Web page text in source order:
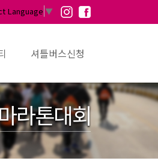
Language ▼
셔틀버스신청
라톤대회